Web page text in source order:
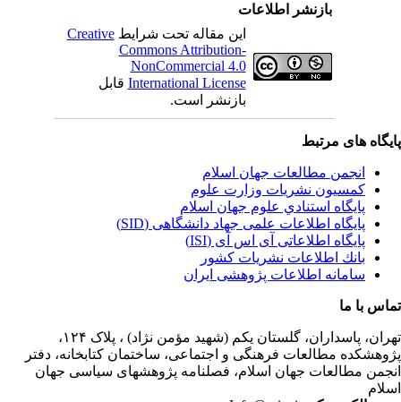
بازنشر اطلاعات
این مقاله تحت شرایطCreative
Commons Attribution-
NonCommercial 4.0
International Licenseقابل
بازنشر است.
های مرتبط
انجمن مطالعات جهان اسلام
کمسیون نشریات وزارت علوم
پايگاه استنادي علوم جهان اسلام
پایگاه اطلاعات علمی جهاد دانشگاهی (SID)
پایگاه اطلاعاتی آی اس آی (ISI)
بانك اطلاعات نشريات كشور
سامانه اطلاعات پژوهشی ایران
با ما
پاسداران، گلستان یکم (شهید مؤمن نژاد) ، پلاک ۱۲۴،
مطالعات فرهنگی و اجتماعی، ساختمان کتابخانه، دفتر
مطالعات جهان اسلام، فصلنامه پژوهشهای سیاسی جهان